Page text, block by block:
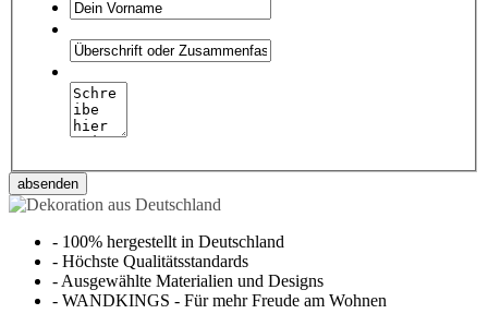
absenden
- 100% hergestellt in Deutschland
- Höchste Qualitätsstandards
- Ausgewählte Materialien und Designs
- WANDKINGS - Für mehr Freude am Wohnen